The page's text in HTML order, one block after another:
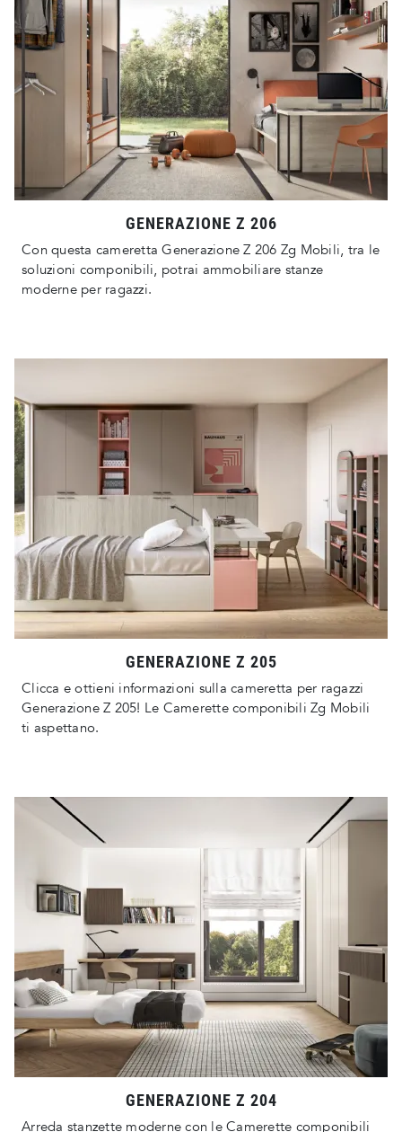
GENERAZIONE Z 206
Con questa cameretta Generazione Z 206 Zg Mobili, tra le
soluzioni componibili, potrai ammobiliare stanze
moderne per ragazzi.
GENERAZIONE Z 205
Clicca e ottieni informazioni sulla cameretta per ragazzi
Generazione Z 205! Le Camerette componibili Zg Mobili
ti aspettano.
GENERAZIONE Z 204
Arreda stanzette moderne con le Camerette componibili